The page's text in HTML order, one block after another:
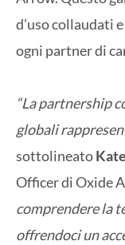
d’uso collaudati
ogni partner di
“La partnership
globali
sottolineato
Officer di Oxide
comprendere la
offrendoci un